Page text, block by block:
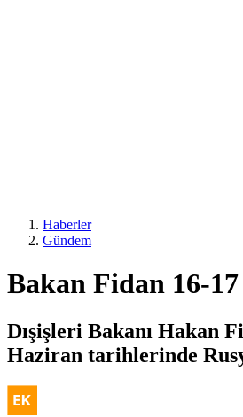
Haberler
Gündem
Bakan Fidan 16-
Dışişleri Bakanı Hakan
Haziran tarihlerinde